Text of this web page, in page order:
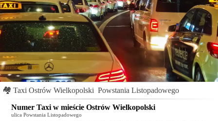
🏘 Taxi Ostrów Wielkopolski Powstania Listopadowego
Numer Taxi w mieście Ostrów Wielkopolski
ulica Powstania Listopadowego